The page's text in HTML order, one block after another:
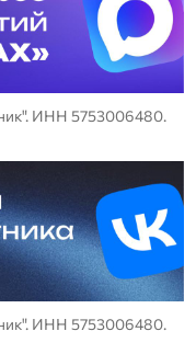
ИНН 5753006480.
ИНН 5753006480.